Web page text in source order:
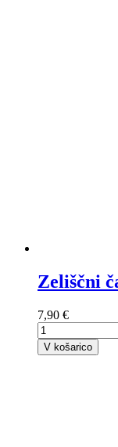
Zeliščni
7,90 €
V košarico